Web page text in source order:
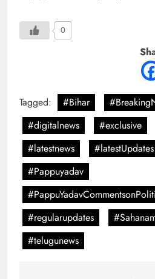
0
Tagged: #Bihar
#digitalnews
#exclusive
#latestnews
#latestUpdates
#Pappuyadav
#regularupdates
#telugunews